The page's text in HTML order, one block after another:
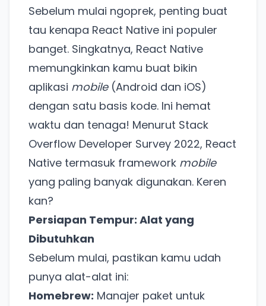
Sebelum mulai ngoprek, penting buat
tau kenapa React Native ini populer
banget. Singkatnya, React Native
memungkinkan kamu buat bikin
aplikasi mobile(Android dan iOS)
dengan satu basis kode. Ini hemat
waktu dan tenaga! Menurut Stack
Overflow Developer Survey 2022, React
Native termasuk framework mobile
yang paling banyak digunakan. Keren
kan?
Persiapan Tempur: Alat yang
Dibutuhkan
Sebelum mulai, pastikan kamu udah
punya alat-alat ini:
Homebrew: Manajer paket untuk